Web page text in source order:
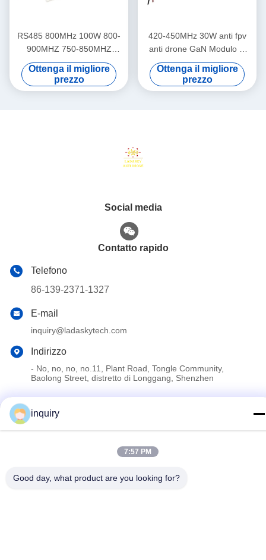
RS485 800MHz 100W 800-
900MHZ 750-850MHZ
Modulo anti drone Modulo
amplificatore di potenza RF
per anti Uav LDSK 24-32V
Ottenga il migliore
prezzo
420-450MHz 30W anti fpv
anti drone GaN Modulo di
difesa drone con 1-1.5dB di
potenza piatta
Ottenga il migliore
prezzo
Social media
Contatto rapido
Telefono
86-139-2371-1327
E-mail
inquiry@ladaskytech.com
Indirizzo
- No, no, no, no.11, Plant Road, Tongle Community,
Baolong Street, distretto di Longgang, Shenzhen
2026 Shenzhen Ladasky Technology Co.，Ltd Tutti. Tutti i diritti
inquiry
7:57 PM
Good day, what product are you looking for?